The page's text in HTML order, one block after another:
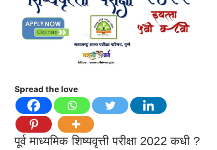
Spread the love
पूर्व माध्यमिक शिष्यवृत्ती परीक्षा 2022 कधी ?